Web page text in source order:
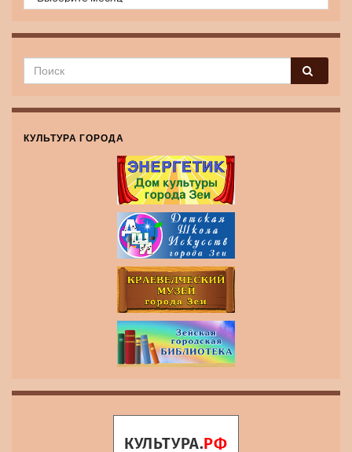
КУЛЬТУРА ГОРОДА